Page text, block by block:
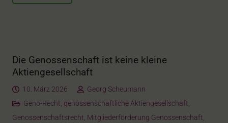
Die Genossenschaft ist keine kleine
Aktiengesellschaft
10. März 2026
Georg Scheumann
Geno-Recht, genossenschaftliche Aktiengesellschaft,
Genossenschaftsrecht, Mitgliederförderung Genossenschaft,